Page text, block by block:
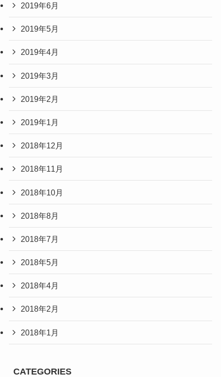
2019年6月
2019年5月
2019年4月
2019年3月
2019年2月
2019年1月
2018年12月
2018年11月
2018年10月
2018年8月
2018年7月
2018年5月
2018年4月
2018年2月
2018年1月
CATEGORIES